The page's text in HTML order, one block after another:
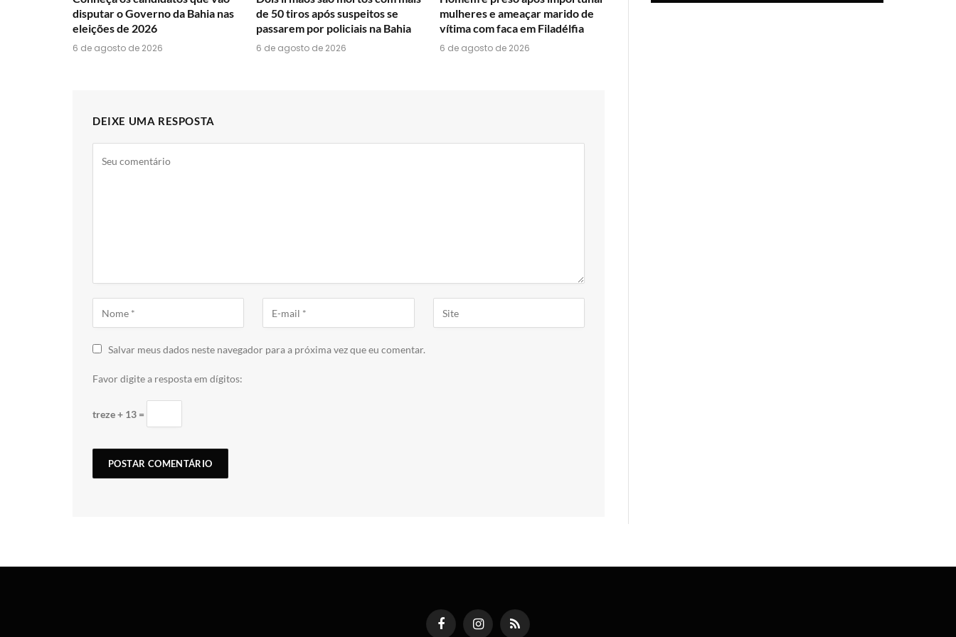
disputar o Governo da Bahia nas
eleições de 2026
6 de agosto de 2026
de 50 tiros após suspeitos se
passarem por policiais na Bahia
6 de agosto de 2026
mulheres e ameaçar marido de
vítima com faca em Filadélfia
6 de agosto de 2026
DEIXE UMA RESPOSTA
Salvar meus dados neste navegador para a próxima vez que eu comentar.
Favor digite a resposta em dígitos:
treze + 13 =
FacebookInstagramRSS